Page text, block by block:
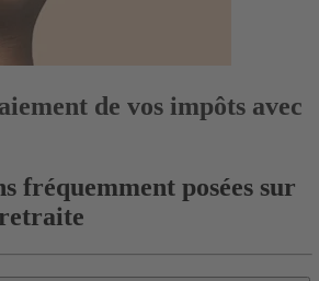
de vos impôts avec
fréquemment posées sur